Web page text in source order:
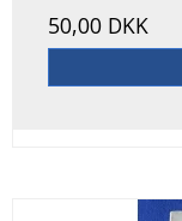
50,00 DKK